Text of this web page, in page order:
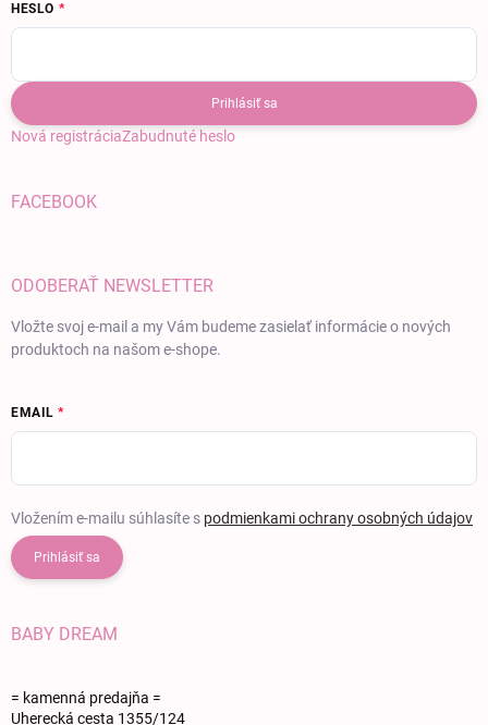
HESLO
Prihlásiť sa
Nová registráciaZabudnuté heslo
FACEBOOK
ODOBERAŤ NEWSLETTER
Vložte svoj e-mail a my Vám budeme zasielať informácie o nových
produktoch na našom e-shope.
EMAIL
Vložením e-mailu súhlasíte s podmienkami ochrany osobných údajov
Prihlásiť sa
BABY DREAM
= kamenná predajňa =
Uherecká cesta 1355/124